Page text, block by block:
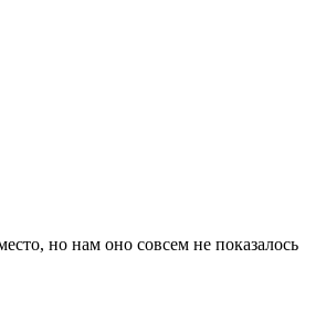
но нам оно совсем не показалось